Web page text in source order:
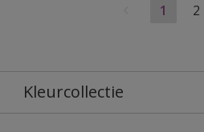
1 2
Kleurcollectie